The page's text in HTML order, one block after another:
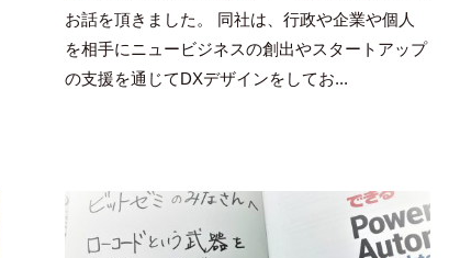
豪
お話を頂きました。 同社は、行政や企業や個人
を相手にニュービジネスの創出やスタートアップ
の支援を通じてDXデザインをしてお...